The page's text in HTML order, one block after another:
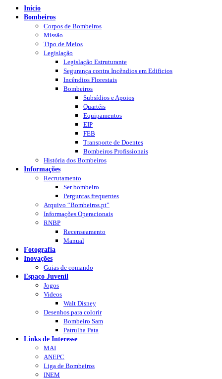
Início
Bombeiros
Corpos de Bombeiros
Missão
Tipo de Meios
Legislação
Legislação Estruturante
Segurança contra Incêndios em Edificios
Incêndios Florestais
Bombeiros
Subsídios e Apoios
Quartéis
Equipamentos
EIP
FEB
Transporte de Doentes
Bombeiros Profissionais
História dos Bombeiros
Informações
Recrutamento
Ser bombeiro
Perguntas frequentes
Arquivo “Bombeiros.pt”
Informações Operacionais
RNBP
Recenseamento
Manual
Fotografia
Inovações
Guias de comando
Espaço Juvenil
Jogos
Videos
Walt Disney
Desenhos para colorir
Bombeiro Sam
Patrulha Pata
Links de Interesse
MAI
ANEPC
Liga de Bombeiros
INEM